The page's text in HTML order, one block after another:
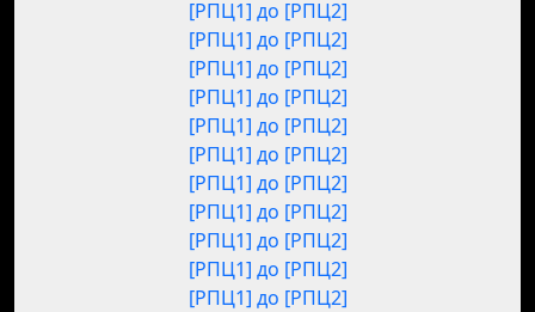
[РПЦ1] до [РПЦ2]
[РПЦ1] до [РПЦ2]
[РПЦ1] до [РПЦ2]
[РПЦ1] до [РПЦ2]
[РПЦ1] до [РПЦ2]
[РПЦ1] до [РПЦ2]
[РПЦ1] до [РПЦ2]
[РПЦ1] до [РПЦ2]
[РПЦ1] до [РПЦ2]
[РПЦ1] до [РПЦ2]
[РПЦ1] до [РПЦ2]